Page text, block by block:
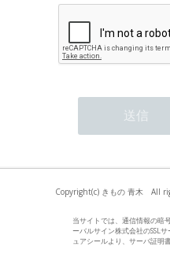
Copyright(c) きもの 青木 All
当サイトでは、通信情報の暗
ーバルサイン株式会社のSSL
ュアシールより、サーバ証明